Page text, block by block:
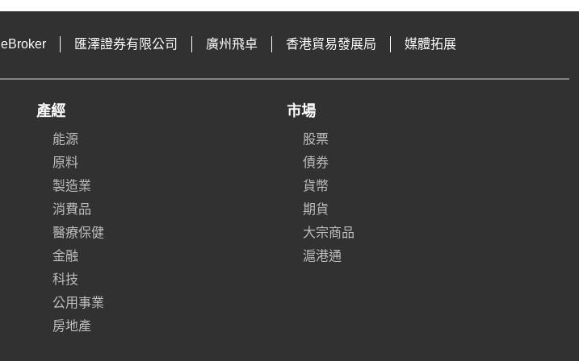
eBroker 匯澤證券有限公司 廣州飛卓 香港貿易發展局 媒體拓展
產經
能源
原料
製造業
消費品
醫療保健
金融
科技
公用事業
房地產
市場
股票
債券
貨幣
期貨
大宗商品
滬港通